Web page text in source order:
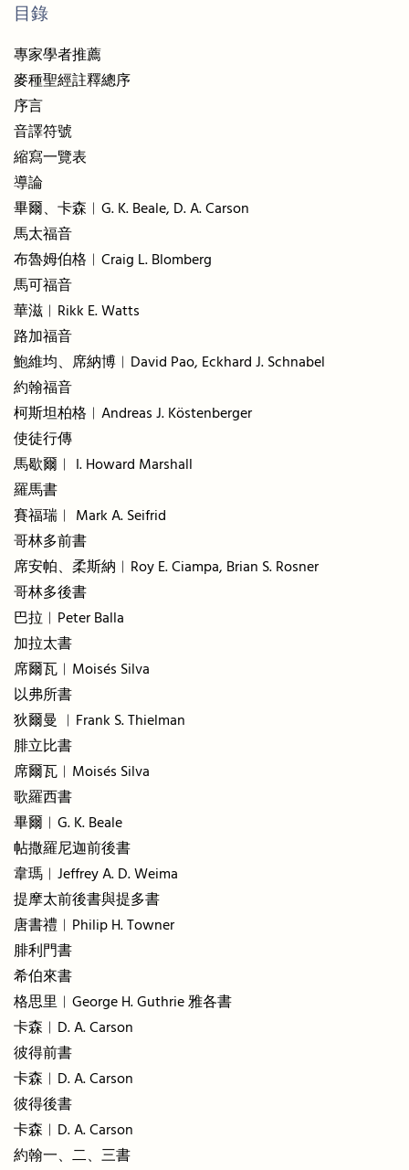
目錄
專家學者推薦
麥種聖經註釋總序
序言
音譯符號
縮寫一覽表
導論
畢爾、卡森︱G. K. Beale, D. A. Carson
馬太福音
布魯姆伯格︱Craig L. Blomberg
馬可福音
華滋︱Rikk E. Watts
路加福音
鮑維均、席納博︱David Pao, Eckhard J. Schnabel
約翰福音
柯斯坦柏格︱Andreas J. Köstenberger
使徒行傳
馬歇爾︱ I. Howard Marshall
羅馬書
賽福瑞︱ Mark A. Seifrid
哥林多前書
席安帕、柔斯納︱Roy E. Ciampa, Brian S. Rosner
哥林多後書
巴拉︱Peter Balla
加拉太書
席爾瓦︱Moisés Silva
以弗所書
狄爾曼 ︱Frank S. Thielman
腓立比書
席爾瓦︱Moisés Silva
歌羅西書
畢爾︱G. K. Beale
帖撒羅尼迦前後書
韋瑪︱Jeffrey A. D. Weima
提摩太前後書與提多書
唐書禮︱Philip H. Towner
腓利門書
希伯來書
格思里︱George H. Guthrie 雅各書
卡森︱D. A. Carson
彼得前書
卡森︱D. A. Carson
彼得後書
卡森︱D. A. Carson
約翰一、二、三書